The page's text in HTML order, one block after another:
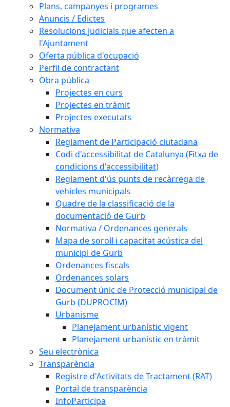
Plans, campanyes i programes
Anuncis / Edictes
Resolucions judicials que afecten a
l'Ajuntament
Oferta pública d'ocupació
Perfil de contractant
Obra pública
Projectes en curs
Projectes en tràmit
Projectes executats
Normativa
Reglament de Participació ciutadana
Codi d'accessibilitat de Catalunya (Fitxa de
condicions d'accessibilitat)
Reglament d'ús punts de recàrrega de
vehicles municipals
Quadre de la classificació de la
documentació de Gurb
Normativa / Ordenances generals
Mapa de soroll i capacitat acústica del
municipi de Gurb
Ordenances fiscals
Ordenances solars
Document únic de Protecció municipal de
Gurb (DUPROCIM)
Urbanisme
Planejament urbanístic vigent
Planejament urbanístic en tràmit
Seu electrònica
Transparència
Registre d'Activitats de Tractament (RAT)
Portal de transparència
InfoParticipa